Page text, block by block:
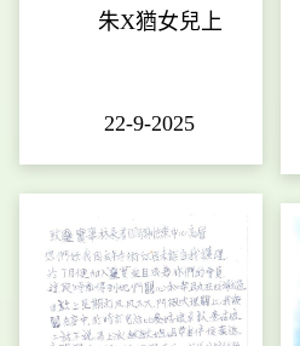
朱X猶女兒上
22-9-2025